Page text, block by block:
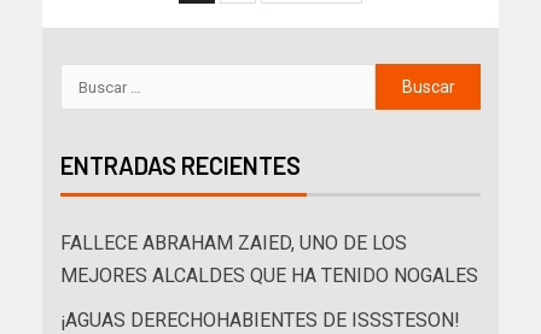
ENTRADAS RECIENTES
FALLECE ABRAHAM ZAIED, UNO DE LOS
MEJORES ALCALDES QUE HA TENIDO NOGALES
¡AGUAS DERECHOHABIENTES DE ISSSTESON!